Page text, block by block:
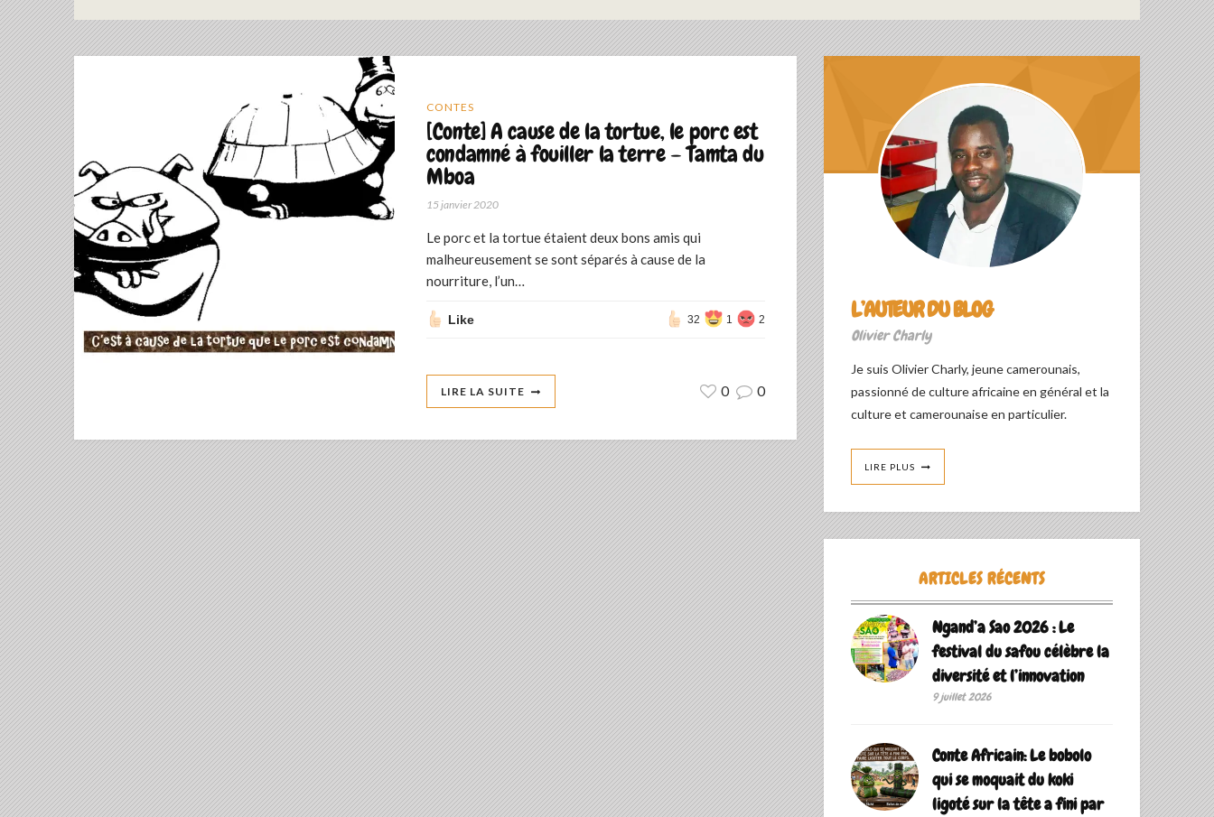
CONTES
[Conte] A cause de la tortue, le porc est
condamné à fouiller la terre – Tamta du
Mboa
15 janvier 2020
Le porc et la tortue étaient deux bons amis qui
malheureusement se sont séparés à cause de la
nourriture, l’un…
Like 32 1 2
LIRE LA SUITE 0 0
L’AUTEUR DU BLOG
Olivier Charly
Je suis Olivier Charly, jeune camerounais,
passionné de culture africaine en général et la
culture et camerounaise en particulier.
LIRE PLUS
ARTICLES RÉCENTS
Ngand’a Sao 2026 : Le
festival du safou célèbre la
diversité et l’innovation
9 juillet 2026
Conte Africain: Le bobolo
qui se moquait du koki
ligoté sur la tête a fini par